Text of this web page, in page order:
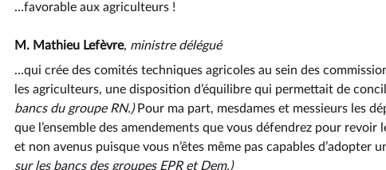
…favorable aux agriculteurs !
M. Mathieu Lefèvre, ministre délégué
…qui crée des comités techniques agricoles au sein des
les agriculteurs, une disposition d’équilibre qui permettait de
bancs du groupe RN.)Pour ma part, mesdames et messieurs les
que l’ensemble des amendements que vous défendrez pour revoir
et non avenus puisque vous n’êtes même pas capables d’adopter
sur les bancs des groupes EPRetDem.)